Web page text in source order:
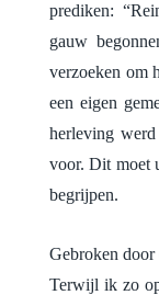
prediken:
gauw
verzoeken om
een eigen
herleving
voor. Dit moet
begrijpen.
Gebroken
Terwijl ik zo